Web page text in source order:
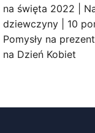
na święta 2022 |
dziewczyny | 10
Pomysły na
na Dzień Kobiet